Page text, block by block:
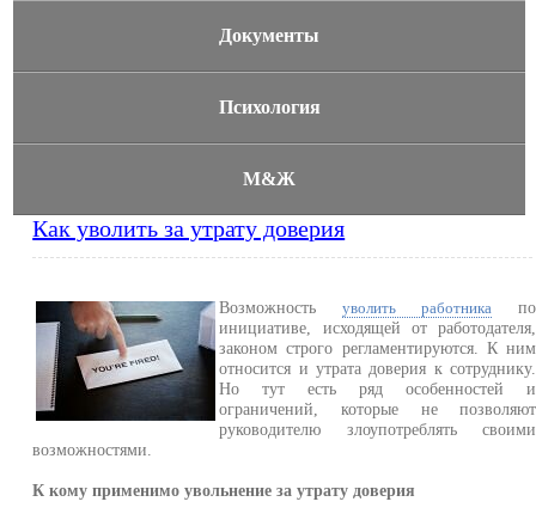
Документы
Психология
М&Ж
Как уволить за утрату доверия
Возможностьуволить работника по
инициативе, исходящей от работодателя,
законом строго регламентируются. К ним
относится и утрата доверия к сотруднику.
Но тут есть ряд особенностей и
ограничений, которые не позволяют
руководителю злоупотреблять своими
возможностями.
К кому применимо увольнение за утрату доверия